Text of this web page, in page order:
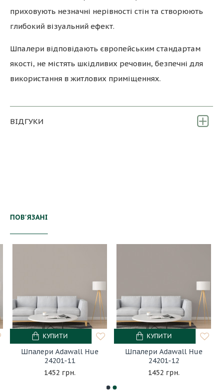
приховують незначні нерівності стін та створюють
глибокий візуальний ефект.
Шпалери відповідають європейським стандартам
якості, не містять шкідливих речовин, безпечні для
використання в житлових приміщеннях.
ВІДГУКИ
ПОВ'ЯЗАНІ
Шпалери Adawall Hue
24201-11
1452 грн.
КУПИТИ
Шпалери Adawall Hue
24201-12
1452 грн.
КУПИТИ